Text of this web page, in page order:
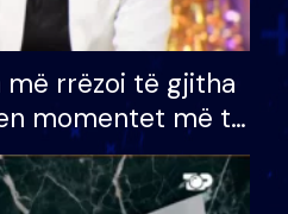
më rrëzoi të gjitha
momentet më të
e BB VIP: Do më
kur…